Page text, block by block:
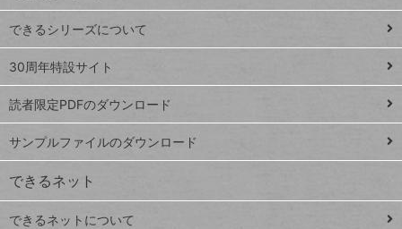
ド
Google
スプレ
ッドシ
ート
iPhone
VLOOKUP
ト
ッ
プ
ペ
ジ
連載
できるシリーズについて
30周年特設サイト
読者限定PDFのダウンロード
サンプルファイルのダウンロード
できるネット
できるネットについて